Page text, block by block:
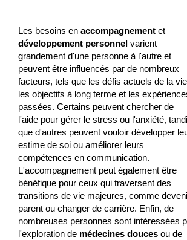
Les besoins en accompagnementet
développement personnelvarient
grandement d'une personne à l'autre et
peuvent être influencés par de nombreux
facteurs, tels que les défis actuels de la
les objectifs à long terme et les
passées. Certains peuvent chercher de
l'aide pour gérer le stress ou l'anxiété,
que d'autres peuvent vouloir développer
estime de soi ou améliorer leurs
compétences en communication.
L'accompagnement peut également être
bénéfique pour ceux qui traversent des
transitions de vie majeures, comme
parent ou changer de carrière. Enfin, de
nombreuses personnes sont intéressées
l'exploration de médecines doucesou de